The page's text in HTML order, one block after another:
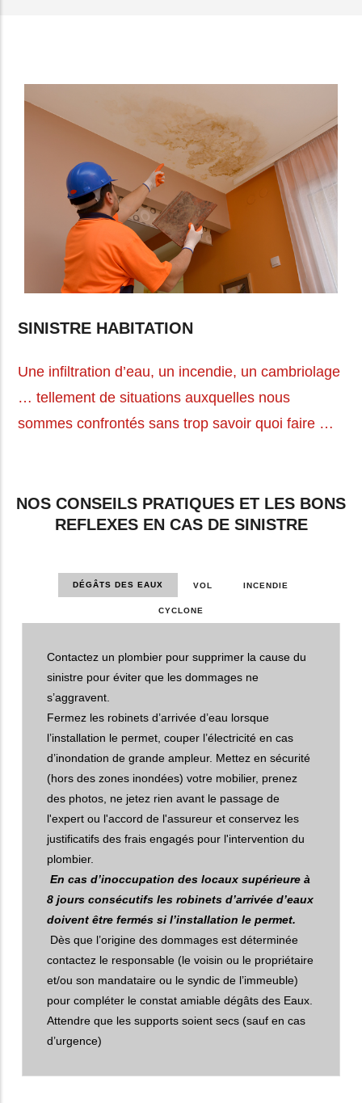
SINISTRE HABITATION
Une infiltration d’eau, un incendie, un cambriolage
… tellement de situations auxquelles nous
sommes confrontés sans trop savoir quoi faire …
NOS CONSEILS PRATIQUES ET LES BONS
REFLEXES EN CAS DE SINISTRE
DÉGÂTS DES EAUX VOL INCENDIE
CYCLONE
Contactez un plombier pour supprimer la cause du
sinistre pour éviter que les dommages ne
s’aggravent.
Fermez les robinets d’arrivée d’eau lorsque
l’installation le permet, couper l’électricité en cas
d’inondation de grande ampleur. Mettez en sécurité
(hors des zones inondées) votre mobilier, prenez
des photos, ne jetez rien avant le passage de
l'expert ou l'accord de l'assureur et conservez les
justificatifs des frais engagés pour l'intervention du
plombier.
En cas d’inoccupation des locaux supérieure à
8 jours consécutifs les robinets d’arrivée d’eaux
doivent être fermés si l’installation le permet.
Dès que l’origine des dommages est déterminée
contactez le responsable (le voisin ou le propriétaire
et/ou son mandataire ou le syndic de l’immeuble)
pour compléter le constat amiable dégâts des Eaux.
Attendre que les supports soient secs (sauf en cas
d’urgence)